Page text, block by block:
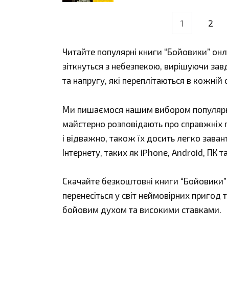
1 2
Читайте популярні книги “Бойовики”
зіткнуться з небезпекою, вирішуючи
та напругу, які переплітаються в кожній
Ми пишаємося нашим вибором
майстерно розповідають про справжніх
і відважно, також їх досить легко
Інтернету, таких як iPhone, Android, ПК
Скачайте безкоштовні книги
перенесіться у світ неймовірних
бойовим духом та високими ставками.